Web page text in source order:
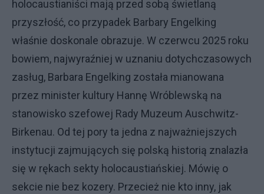
holocaustianiści mają przed sobą świetlaną
przyszłość, co przypadek Barbary Engelking
właśnie doskonale obrazuje. W czerwcu 2025 roku
bowiem, najwyraźniej w uznaniu dotychczasowych
zasług, Barbara Engelking została mianowana
przez minister kultury Hannę Wróblewską na
stanowisko szefowej Rady Muzeum Auschwitz-
Birkenau. Od tej pory ta jedna z najważniejszych
instytucji zajmujących się polską historią znalazła
się w rękach sekty holocaustiańskiej. Mówię o
sekcie nie bez kozery. Przecież nie kto inny, jak